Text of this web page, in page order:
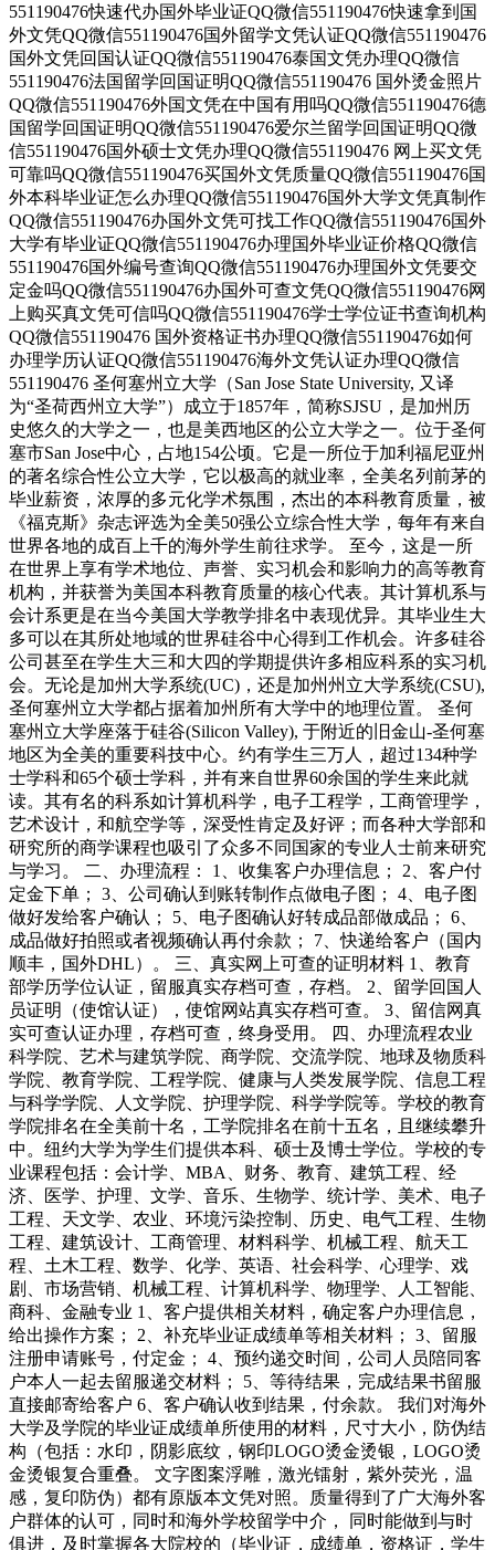
551190476快速代办国外毕业证QQ微信551190476快速拿到国
外文凭QQ微信551190476国外留学文凭认证QQ微信551190476
国外文凭回国认证QQ微信551190476泰国文凭办理QQ微信
551190476法国留学回国证明QQ微信551190476 国外烫金照片
QQ微信551190476外国文凭在中国有用吗QQ微信551190476德
国留学回国证明QQ微信551190476爱尔兰留学回国证明QQ微
信551190476国外硕士文凭办理QQ微信551190476 网上买文凭
可靠吗QQ微信551190476买国外文凭质量QQ微信551190476国
外本科毕业证怎么办理QQ微信551190476国外大学文凭真制作
QQ微信551190476办国外文凭可找工作QQ微信551190476国外
大学有毕业证QQ微信551190476办理国外毕业证价格QQ微信
551190476国外编号查询QQ微信551190476办理国外文凭要交
定金吗QQ微信551190476办国外可查文凭QQ微信551190476网
上购买真文凭可信吗QQ微信551190476学士学位证书查询机构
QQ微信551190476 国外资格证书办理QQ微信551190476如何
办理学历认证QQ微信551190476海外文凭认证办理QQ微信
551190476 圣何塞州立大学（San Jose State University, 又译
为“圣荷西州立大学”）成立于1857年，简称SJSU，是加州历
史悠久的大学之一，也是美西地区的公立大学之一。位于圣何
塞市San Jose中心，占地154公顷。它是一所位于加利福尼亚州
的著名综合性公立大学，它以极高的就业率，全美名列前茅的
毕业薪资，浓厚的多元化学术氛围，杰出的本科教育质量，被
《福克斯》杂志评选为全美50强公立综合性大学，每年有来自
世界各地的成百上千的海外学生前往求学。 至今，这是一所
在世界上享有学术地位、声誉、实习机会和影响力的高等教育
机构，并获誉为美国本科教育质量的核心代表。其计算机系与
会计系更是在当今美国大学教学排名中表现优异。其毕业生大
多可以在其所处地域的世界硅谷中心得到工作机会。许多硅谷
公司甚至在学生大三和大四的学期提供许多相应科系的实习机
会。无论是加州大学系统(UC)，还是加州州立大学系统(CSU),
圣何塞州立大学都占据着加州所有大学中的地理位置。 圣何
塞州立大学座落于硅谷(Silicon Valley), 于附近的旧金山-圣何塞
地区为全美的重要科技中心。约有学生三万人，超过134种学
士学科和65个硕士学科，并有来自世界60余国的学生来此就
读。其有名的科系如计算机科学，电子工程学，工商管理学，
艺术设计，和航空学等，深受性肯定及好评；而各种大学部和
研究所的商学课程也吸引了众多不同国家的专业人士前来研究
与学习。 二、办理流程： 1、收集客户办理信息； 2、客户付
定金下单； 3、公司确认到账转制作点做电子图； 4、电子图
做好发给客户确认； 5、电子图确认好转成品部做成品； 6、
成品做好拍照或者视频确认再付余款； 7、快递给客户（国内
顺丰，国外DHL）。 三、真实网上可查的证明材料 1、教育
部学历学位认证，留服真实存档可查，存档。 2、留学回国人
员证明（使馆认证），使馆网站真实存档可查。 3、留信网真
实可查认证办理，存档可查，终身受用。 四、办理流程农业
科学院、艺术与建筑学院、商学院、交流学院、地球及物质科
学院、教育学院、工程学院、健康与人类发展学院、信息工程
与科学学院、人文学院、护理学院、科学学院等。学校的教育
学院排名在全美前十名，工学院排名在前十五名，且继续攀升
中。纽约大学为学生们提供本科、硕士及博士学位。学校的专
业课程包括：会计学、MBA、财务、教育、建筑工程、经
济、医学、护理、文学、音乐、生物学、统计学、美术、电子
工程、天文学、农业、环境污染控制、历史、电气工程、生物
工程、建筑设计、工商管理、材料科学、机械工程、航天工
程、土木工程、数学、化学、英语、社会科学、心理学、戏
剧、市场营销、机械工程、计算机科学、物理学、人工智能、
商科、金融专业 1、客户提供相关材料，确定客户办理信息，
给出操作方案； 2、补充毕业证成绩单等相关材料； 3、留服
注册申请账号，付定金； 4、预约递交时间，公司人员陪同客
户本人一起去留服递交材料； 5、等待结果，完成结果书留服
直接邮寄给客户 6、客户确认收到结果，付余款。 我们对海外
大学及学院的毕业证成绩单所使用的材料，尺寸大小，防伪结
构（包括：水印，阴影底纹，钢印LOGO烫金烫银，LOGO烫
金烫银复合重叠。 文字图案浮雕，激光镭射，紫外荧光，温
感，复印防伪）都有原版本文凭对照。质量得到了广大海外客
户群体的认可，同时和海外学校留学中介， 同时能做到与时
俱进，及时掌握各大院校的（毕业证，成绩单，资格证，学生